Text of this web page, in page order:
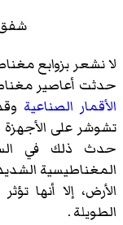
شفق
لا نشعر بزوابع
حدثت أعاصير
الأقمار الصناعية
تشوشر على الأجهزة
حدث ذلك في
المغناطيسية
الأرض، إلا أنها
الطويلة .